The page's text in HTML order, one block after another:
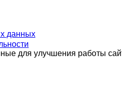
данных
для улучшения работы